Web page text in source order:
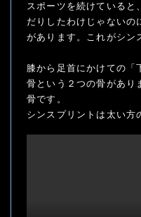
スポーツを続けていると
だりしたわけじゃないの
があります。これがシン
膝から足首にかけての「
骨という２つの骨があり
骨です。
シンスプリントは太い方